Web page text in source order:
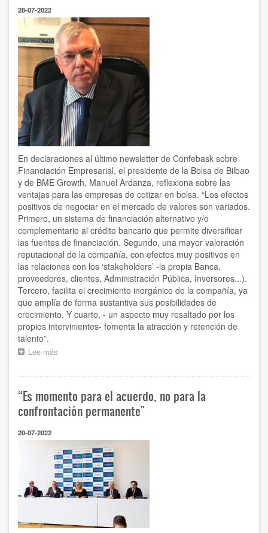
Gobierno
Vasco
pero
propone
medidas
adicionales
para
mejorarlo
28-07-2022
En declaraciones al último newsletter de Confebask sobre
Financiación Empresarial, el presidente de la Bolsa de Bilbao
y de BME Growth, Manuel Ardanza, reflexiona sobre las
ventajas para las empresas de cotizar en bolsa. “Los efectos
positivos de negociar en el mercado de valores son variados.
Primero, un sistema de financiación alternativo y/o
complementario al crédito bancario que permite diversificar
las fuentes de financiación. Segundo, una mayor valoración
reputacional de la compañía, con efectos muy positivos en
las relaciones con los ‘stakeholders’ -la propia Banca,
proveedores, clientes, Administración Pública, Inversores...).
Tercero, facilita el crecimiento inorgánico de la compañía, ya
que amplía de forma sustantiva sus posibilidades de
crecimiento. Y cuarto, - un aspecto muy resaltado por los
propios intervinientes- fomenta la atracción y retención de
talento”.
Lee más
excesiva
dependencia
de
empresa
vasca
con
respecto
al
crédito
bancario,
fomentarse
“Es momento para el acuerdo, no para la
confrontación permanente"
20-07-2022